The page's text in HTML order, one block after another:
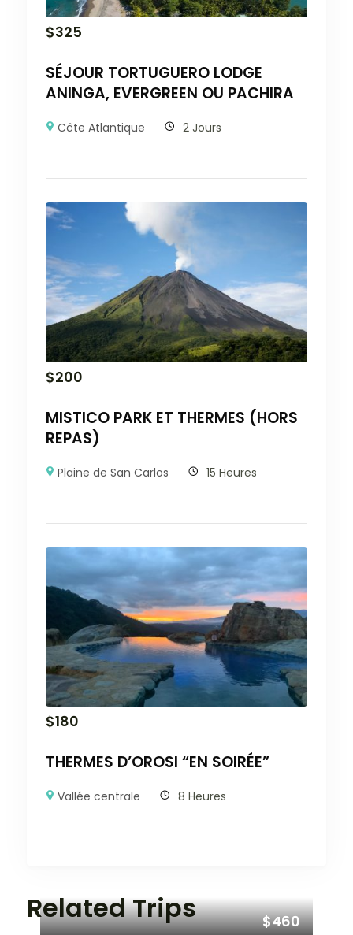
$325
SÉJOUR TORTUGUERO LODGE
ANINGA, EVERGREEN OU PACHIRA
Côte Atlantique 2 Jours
$200
MISTICO PARK ET THERMES (HORS
REPAS)
Plaine de San Carlos 15 Heures
$180
THERMES D’OROSI “EN SOIRÉE”
Vallée centrale 8 Heures
Related Trips $460